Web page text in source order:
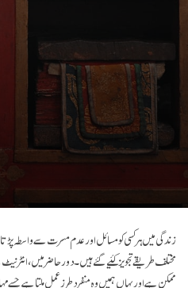
زندگی میں ہر کسی کو مسائل اور عدم مسرت سے واسطہ
مختلف طریقے تجویز کئیے گئے ہیں۔ دور حاضر میں،